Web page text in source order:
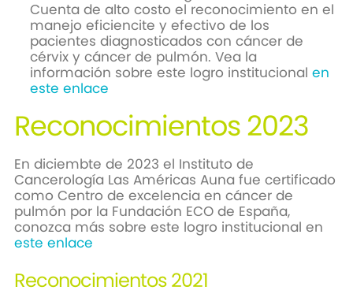
Cuenta de alto costo el reconocimiento en el
manejo eficiencite y efectivo de los
pacientes diagnosticados con cáncer de
cérvix y cáncer de pulmón. Vea la
información sobre este logro institucional en
este enlace
Reconocimientos 2023
En diciembte de 2023 el Instituto de
Cancerología Las Américas Auna fue certificado
como Centro de excelencia en cáncer de
pulmón por la Fundación ECO de España,
conozca más sobre este logro institucional en
este enlace
Reconocimientos 2021